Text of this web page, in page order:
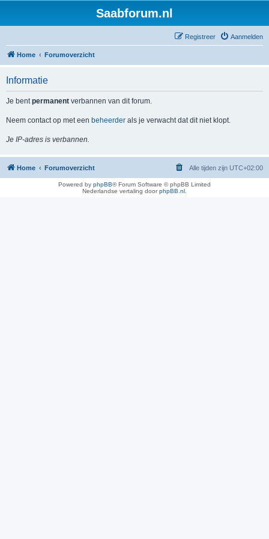
Saabforum.nl
Aanmelden
Registreer
Home Forumoverzicht
Informatie
Je bentpermanent verbannen van dit forum.
Neem contact op met een beheerder als je verwacht dat dit niet klopt.
Je IP-adres is verbannen.
Home Forumoverzicht Alle tijden zijn UTC+02:00
Powered by phpBB® Forum Software © phpBB Limited
Nederlandse vertaling doorphpBB.nl